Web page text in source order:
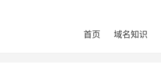
首页 域名知识